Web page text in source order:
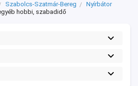
Szabolcs-Szatmár-Bereg
Nyírbátor
hobbi, szabadidő